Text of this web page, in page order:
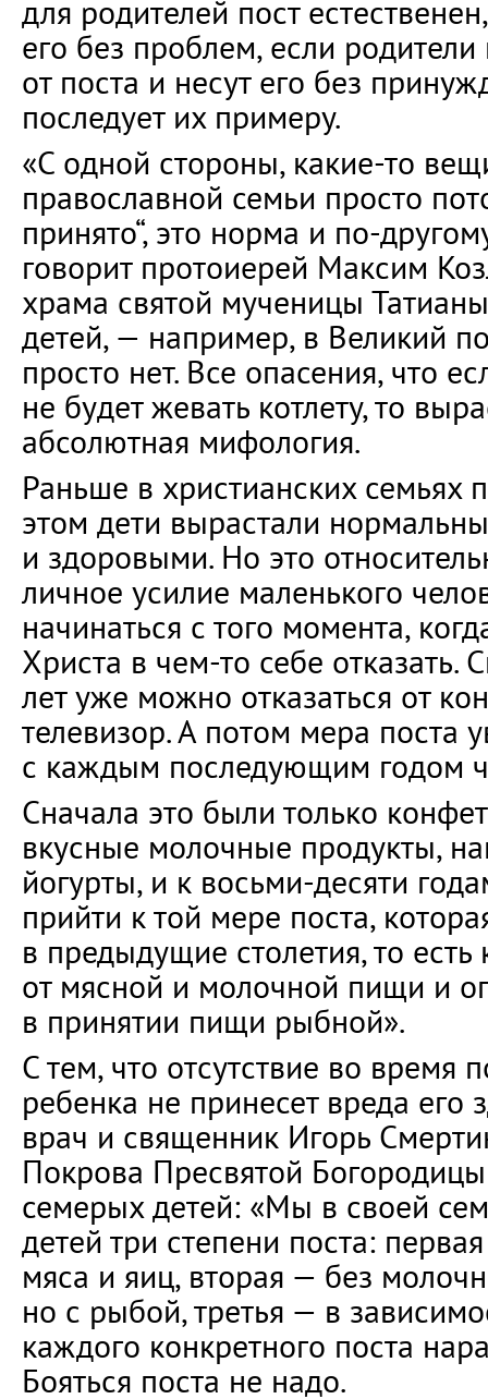
для родителей пост
его без проблем, если
от поста и несут его без
последует их примеру.
«С одной стороны, какие-то
православной семьи просто
принято“, это норма и по-
говорит протоиерей Максим
храма святой мученицы
детей, — например, в Великий
просто нет. Все опасения, что
не будет жевать котлету, то
абсолютная мифология.
Раньше в христианских семьях
этом дети вырастали
и здоровыми. Но это
личное усилие маленького
начинаться с того момента,
Христа в чем-то себе отказать.
лет уже можно отказаться от
телевизор. А потом мера поста
с каждым последующим годом
Сначала это были только
вкусные молочные продукты,
йогурты, и к восьми-десяти
прийти к той мере поста,
в предыдущие столетия, то
от мясной и молочной пищи и
в принятии пищи рыбной».
С тем, что отсутствие во время
ребенка не принесет вреда его
врач и священник Игорь
Покрова Пресвятой
семерых детей: «Мы в своей
детей три степени поста:
мяса и яиц, вторая — без
но с рыбой, третья — в
каждого конкретного поста
Бояться поста не надо.